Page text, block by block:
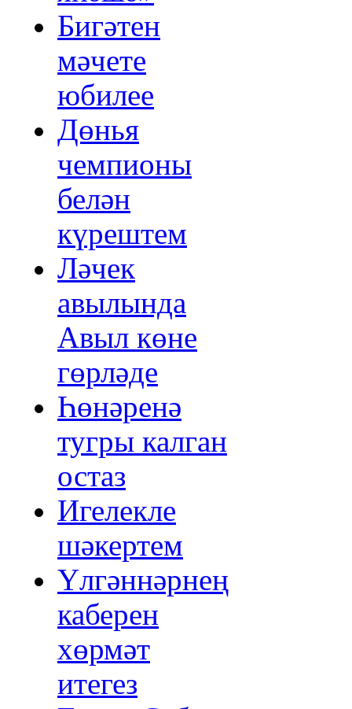
Бигәтен
мәчете
юбилее
Дөнья
чемпионы
белән
күрештем
Ләчек
авылында
Авыл көне
гөрләде
Һөнәренә
тугры калган
остаз
Игелекле
шәкертем
Үлгәннәрнең
каберен
хөрмәт
итегез